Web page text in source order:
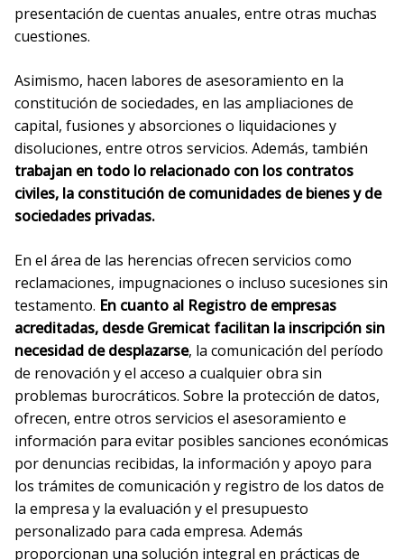
presentación de cuentas anuales, entre otras muchas
cuestiones.
Asimismo, hacen labores de asesoramiento en la
constitución de sociedades, en las ampliaciones de
capital, fusiones y absorciones o liquidaciones y
disoluciones, entre otros servicios. Además, también
trabajan en todo lo relacionado con los contratos
civiles, la constitución de comunidades de bienes y de
sociedades privadas.
En el área de las herencias ofrecen servicios como
reclamaciones, impugnaciones o incluso sucesiones sin
testamento. En cuanto al Registro de empresas
acreditadas, desde Gremicat facilitan la inscripción sin
necesidad de desplazarse, la comunicación del período
de renovación y el acceso a cualquier obra sin
problemas burocráticos. Sobre la protección de datos,
ofrecen, entre otros servicios el asesoramiento e
información para evitar posibles sanciones económicas
por denuncias recibidas, la información y apoyo para
los trámites de comunicación y registro de los datos de
la empresa y la evaluación y el presupuesto
personalizado para cada empresa. Además
proporcionan una solución integral en prácticas de